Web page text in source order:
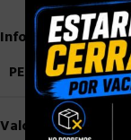
Información
PESO
Valoraciones (0)